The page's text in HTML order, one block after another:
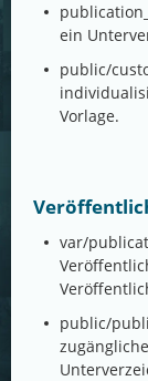
ein
public/
Vorlage.
var/
public/